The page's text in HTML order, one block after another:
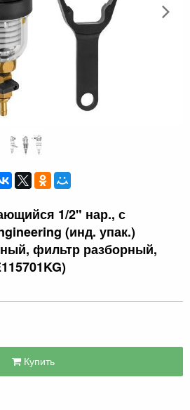
1/2" нар., с
(инд. упак.)
фильтр разборный,
Купить